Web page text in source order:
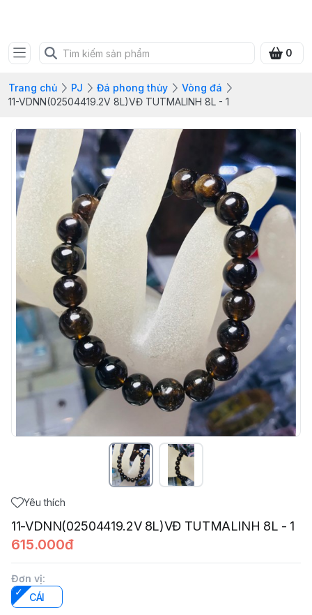
0
Trang chủ PJ Đá phong thủy
Vòng đá
11-VDNN(02504419.2V 8L)VĐ TUTMALINH 8L - 1
Yêu thích
11-VDNN(02504419.2V 8L)VĐ TUTMALINH 8L - 1
615.000đ
Đơn vị:
CÁI